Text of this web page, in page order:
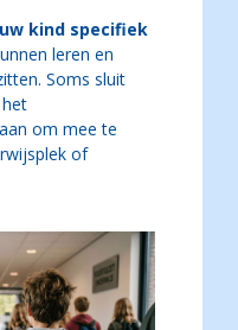
kind specifiek
leren en
Soms sluit
om mee te
of